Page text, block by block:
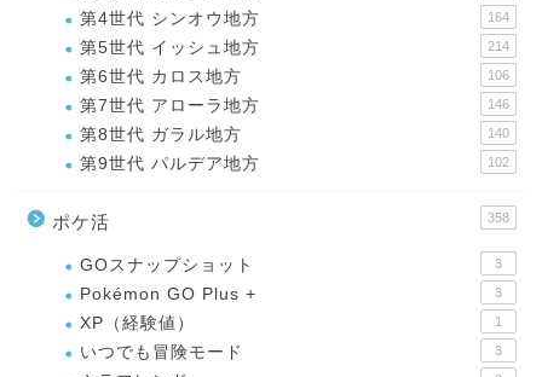
第4世代 シンオウ地方 164
第5世代 イッシュ地方 214
第6世代 カロス地方 106
第7世代 アローラ地方 146
第8世代 ガラル地方 140
第9世代 パルデア地方 102
ポケ活 358
GOスナップショット 3
Pokémon GO Plus + 3
XP（経験値） 1
いつでも冒険モード 3